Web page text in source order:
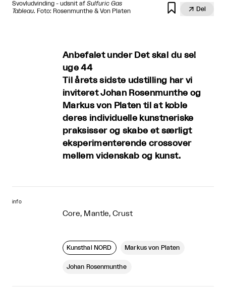
Svovludvinding - udsnit af Sulfuric Gas
Tableau. Foto: Rosenmunthe & Von Platen   Del
Anbefalet under Det skal du se!
uge 44
Til årets sidste udstilling har vi
inviteret Johan Rosenmunthe og
Markus von Platen til at koble
deres individuelle kunstneriske
praksisser og skabe et særligt
eksperimenterende crossover
mellem videnskab og kunst.
info
Core, Mantle, Crust
Kunsthal NORD Markus von Platen
Johan Rosenmunthe